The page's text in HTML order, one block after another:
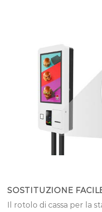
SOSTITUZIONE
Il rotolo di cassa per la